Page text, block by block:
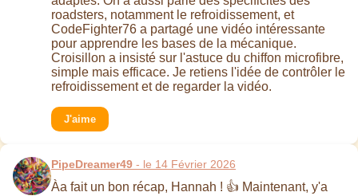
roadsters, notamment le refroidissement, et
CodeFighter76 a partagé une vidéo intéressante
pour apprendre les bases de la mécanique.
Croisillon a insisté sur l'astuce du chiffon microfibre,
simple mais efficace. Je retiens l'idée de contrôler le
refroidissement et de regarder la vidéo.
J'aime
PipeDreamer49 - le 14 Février 2026
Àa fait un bon récap, Hannah ! 👍 Maintenant, y'a